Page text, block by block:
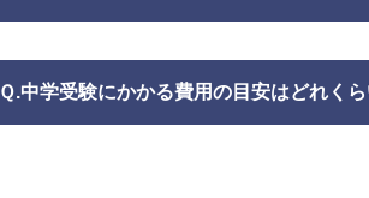
Ｑ.中学受験にかかる費用の目安はどれく